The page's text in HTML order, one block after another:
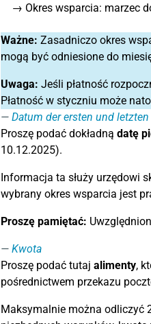
→ Okres wsparcia: marzec
Ważne: Zasadniczo okres
mogą być odniesione do
Uwaga: Jeśli płatność
Płatność w styczniu może
Datum der ersten und
Proszę podać dokładną datę
10.12.2025).
Informacja ta służy urzędowi
wybrany okres wsparcia jest
Proszę pamiętać:
Kwota
Proszę podać tutaj alimenty,
pośrednictwem przekazu
Maksymalnie można odliczyć